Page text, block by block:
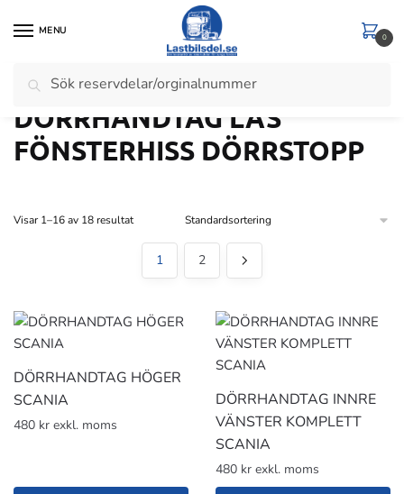
MENU
efter:
0
Hem Scania / Scania 4 Serie / DÖRRHANDTAG LÅS FÖNSTERHISS DÖRRSTOPP
DÖRRHANDTAG LÅS
FÖNSTERHISS DÖRRSTOPP
Visar 1–16 av 18 resultat
1 2
DÖRRHANDTAG HÖGER
SCANIA
480 kr exkl. moms
DÖRRHANDTAG INNRE
VÄNSTER KOMPLETT
SCANIA
480 kr exkl. moms